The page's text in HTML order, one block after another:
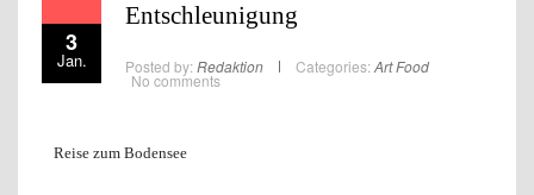
3
Jan.
Entschleunigung
Posted by: Redaktion Categories: ArtFood
No comments
Reise zum Bodensee